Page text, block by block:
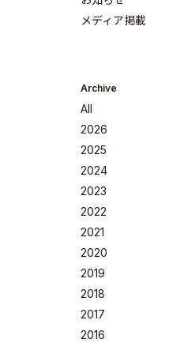
メディア掲載
Archive
All
2026
2025
2024
2023
2022
2021
2020
2019
2018
2017
2016